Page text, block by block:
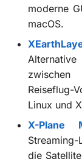
moderne
macOS.
Reiseflug-
Linux und
X-Plane
die